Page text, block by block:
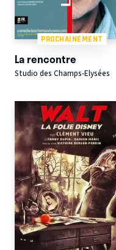
PROCHAINEMENT
La rencontre
Studio des Champs-Elysées